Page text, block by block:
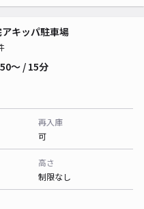
キッパ駐車場
〜 / 15分
再入庫
可
高さ
制限なし